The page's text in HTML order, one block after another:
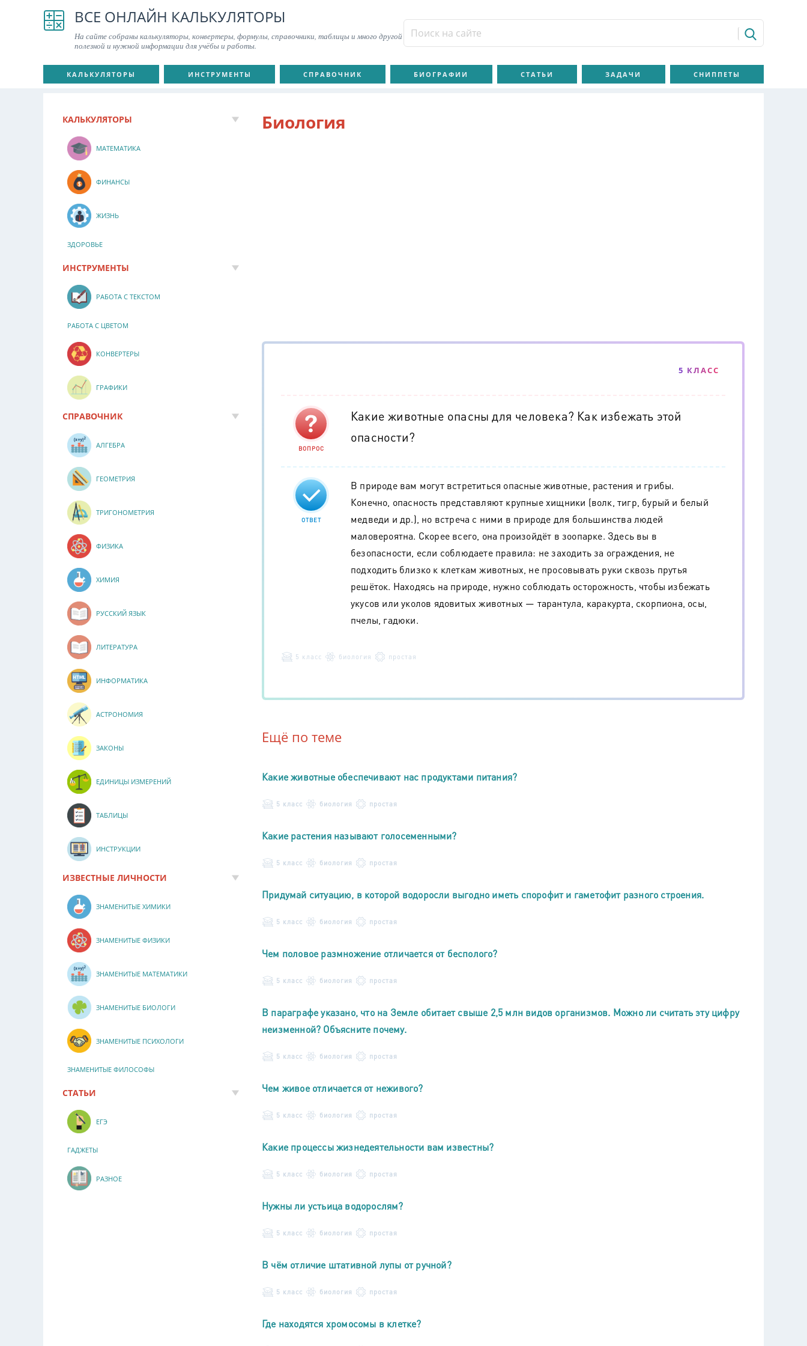
ВСЕ ОНЛАЙН КАЛЬКУЛЯТОРЫ
На сайте собраны калькуляторы, конвертеры, формулы, справочники, таблицы и много другой
полезной и нужной информации для учёбы и работы.
КАЛЬКУЛЯТОРЫ ИНСТРУМЕНТЫ СПРАВОЧНИК БИОГРАФИИ СТАТЬИ ЗАДАЧИ СНИППЕТЫ
Биология
5 КЛАСС
ВОПРОС
Какие животные опасны для человека? Как избежать этой
опасности?
ОТВЕТ
В природе вам могут встретиться опасные животные, растения и грибы.
Конечно, опасность представляют крупные хищники (волк, тигр, бурый и белый
медведи и др.), но встреча с ними в природе для большинства людей
маловероятна. Скорее всего, она произойдёт в зоопарке. Здесь вы в
безопасности, если соблюдаете правила: не заходить за ограждения, не
подходить близко к клеткам животных, не просовывать руки сквозь прутья
решёток. Находясь на природе, нужно соблюдать осторожность, чтобы избежать
укусов или уколов ядовитых животных — тарантула, каракурта, скорпиона, осы,
пчелы, гадюки.
5 класс биология простая
Ещё по теме
Какие животные обеспечивают нас продуктами питания?
5 класс биология простая
Какие растения называют голосеменными?
5 класс биология простая
Придумай ситуацию, в которой водоросли выгодно иметь спорофит и гаметофит разного строения.
5 класс биология простая
Чем половое размножение отличается от бесполого?
5 класс биология простая
В параграфе указано, что на Земле обитает свыше 2,5 млн видов организмов. Можно ли считать эту цифру
неизменной? Объясните почему.
5 класс биология простая
Чем живое отличается от неживого?
5 класс биология простая
Какие процессы жизнедеятельности вам известны?
5 класс биология простая
Нужны ли устьица водорослям?
5 класс биология простая
В чём отличие штативной лупы от ручной?
5 класс биология простая
Где находятся хромосомы в клетке?
КАЛЬКУЛЯТОРЫ
МАТЕМАТИКА
ФИНАНСЫ
ЖИЗНЬ
ЗДОРОВЬЕ
ИНСТРУМЕНТЫ
РАБОТА С ТЕКСТОМ
РАБОТА С ЦВЕТОМ
КОНВЕРТЕРЫ
ГРАФИКИ
СПРАВОЧНИК
АЛГЕБРА
ГЕОМЕТРИЯ
ТРИГОНОМЕТРИЯ
ФИЗИКА
ХИМИЯ
РУССКИЙ ЯЗЫК
ЛИТЕРАТУРА
ИНФОРМАТИКА
АСТРОНОМИЯ
ЗАКОНЫ
ЕДИНИЦЫ ИЗМЕРЕНИЙ
ТАБЛИЦЫ
ИНСТРУКЦИИ
ИЗВЕСТНЫЕ ЛИЧНОСТИ
ЗНАМЕНИТЫЕ ХИМИКИ
ЗНАМЕНИТЫЕ ФИЗИКИ
ЗНАМЕНИТЫЕ МАТЕМАТИКИ
ЗНАМЕНИТЫЕ БИОЛОГИ
ЗНАМЕНИТЫЕ ПСИХОЛОГИ
ЗНАМЕНИТЫЕ ФИЛОСОФЫ
СТАТЬИ
ЕГЭ
ГАДЖЕТЫ
РАЗНОЕ